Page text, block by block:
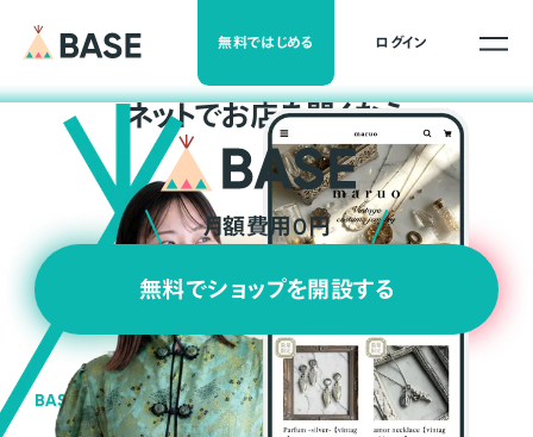
無料ではじめる ログイン
ネットでお店を開くなら
月額費用0円
無料でショップを開設する
BASEの強み